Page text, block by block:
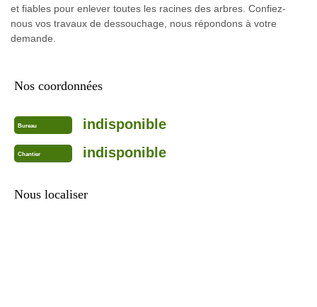
et fiables pour enlever toutes les racines des arbres. Confiez-
nous vos travaux de dessouchage, nous répondons à votre
demande.
Nos coordonnées
Bureau indisponible
Chantier indisponible
Nous localiser